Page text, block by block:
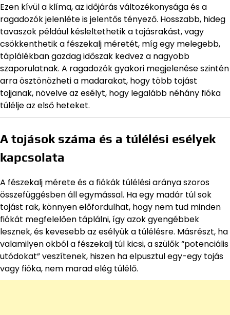
Ezen kívül a klíma, az időjárás változékonysága és a
ragadozók jelenléte is jelentős tényező. Hosszabb, hideg
tavaszok például késleltethetik a tojásrakást, vagy
csökkenthetik a fészekalj méretét, míg egy melegebb,
táplálékban gazdag időszak kedvez a nagyobb
szaporulatnak. A ragadozók gyakori megjelenése szintén
arra ösztönözheti a madarakat, hogy több tojást
tojjanak, növelve az esélyt, hogy legalább néhány fióka
túlélje az első heteket.
A tojások száma és a túlélési esélyek
kapcsolata
A fészekalj mérete és a fiókák túlélési aránya szoros
összefüggésben áll egymással. Ha egy madár túl sok
tojást rak, könnyen előfordulhat, hogy nem tud minden
fiókát megfelelően táplálni, így azok gyengébbek
lesznek, és kevesebb az esélyük a túlélésre. Másrészt, ha
valamilyen okból a fészekalj túl kicsi, a szülők “potenciális
utódokat” veszítenek, hiszen ha elpusztul egy-egy tojás
vagy fióka, nem marad elég túlélő.